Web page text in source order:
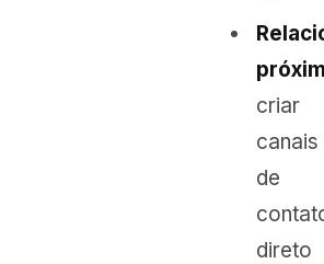
criar
canais
de
direto